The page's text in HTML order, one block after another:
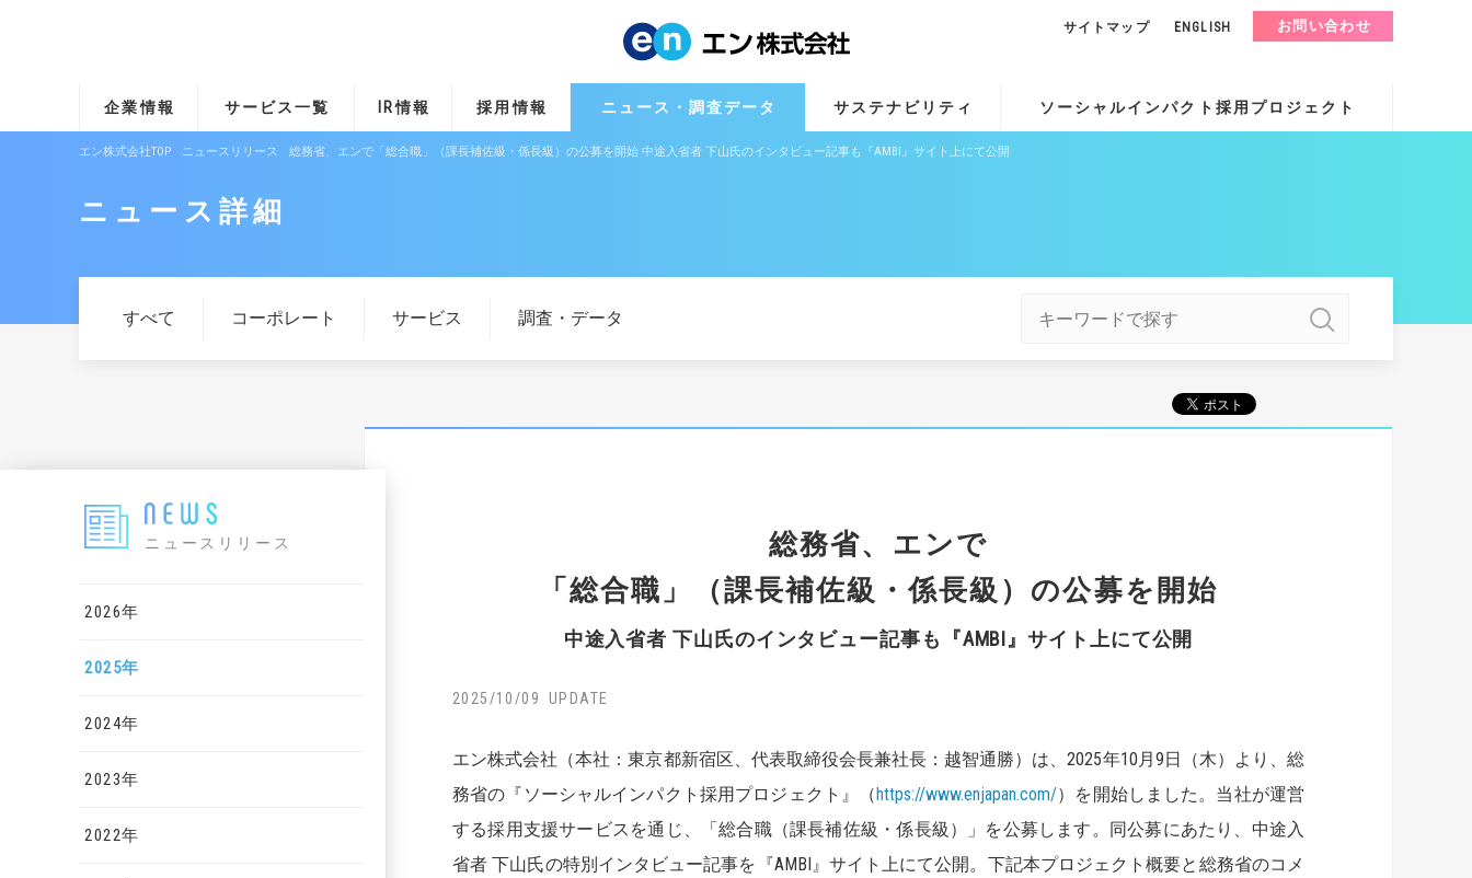
企業情報 サービス一覧 IR情報 採用情報 ニュース・調査データ サステナビリティ ソーシャルインパクト採用プロジェクト
サイトマップ ENGLISH お問い合わせ
エン株式会社TOP ニュースリリース 総務省、エンで「総合職」（課長補佐級・係長級）の公募を開始 中途入省者 下山氏のインタビュー記事も『AMBI』サイト上にて公開
ニュース詳細
すべて コーポレート サービス 調査・データ
ニュースリリース
2026年
2025年
2024年
2023年
2022年
総務省、エンで
「総合職」（課長補佐級・係長級）の公募を開始
中途入省者 下山氏のインタビュー記事も『AMBI』サイト上にて公開
2025/10/09
エン株式会社（本社：東京都新宿区、代表取締役会長兼社長：越智通勝）は、2025年10月9日（木）より、総
務省の『ソーシャルインパクト採用プロジェクト』（https://www.enjapan.com/）を開始しました。当社が運営
する採用支援サービスを通じ、「総合職（課長補佐級・係長級）」を公募します。同公募にあたり、中途入
省者 下山氏の特別インタビュー記事を『AMBI』サイト上にて公開。下記本プロジェクト概要と総務省のコメ